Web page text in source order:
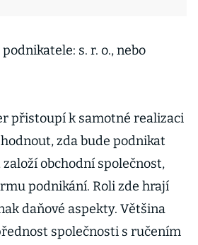
s. r. o., nebo
přistoupí k samotné realizaci
zda bude podnikat
založí obchodní společnost,
podnikání. Roli zde hrají
daňové aspekty. Většina
společnosti s ručením